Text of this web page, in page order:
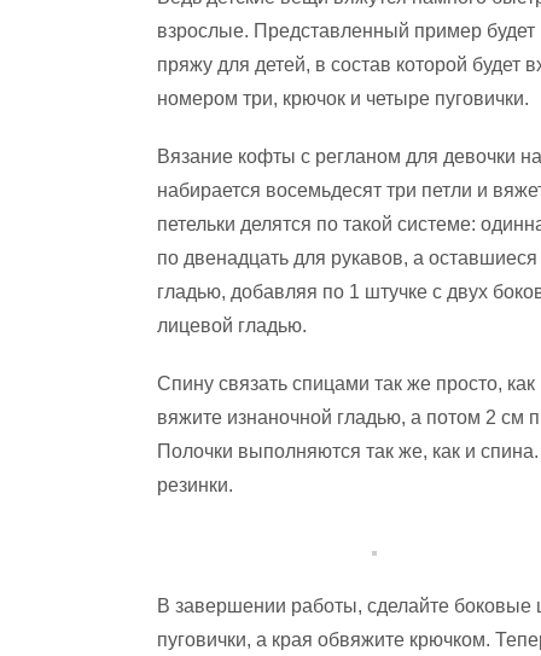
взрослые. Представленный пример будет
пряжу для детей, в состав которой будет
номером три, крючок и четыре пуговички.
Вязание кофты с регланом для девочки
набирается восемьдесят три петли и
петельки делятся по такой системе:
по двенадцать для рукавов, а
гладью, добавляя по 1 штучке с двух
лицевой гладью.
Спину связать спицами так же просто,
вяжите изнаночной гладью, а потом 2 см
Полочки выполняются так же, как и
резинки.
В завершении работы, сделайте
пуговички, а края обвяжите крючком.